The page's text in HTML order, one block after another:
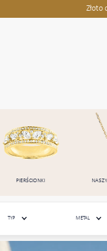
Złoto
PIERŚCIONKI
TYP METAL